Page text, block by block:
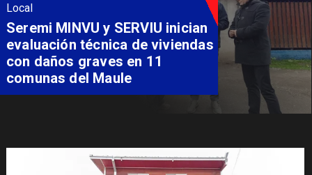
Local
Seremi MINVU y SERVIU inician
evaluación técnica de viviendas
con daños graves en 11
comunas del Maule